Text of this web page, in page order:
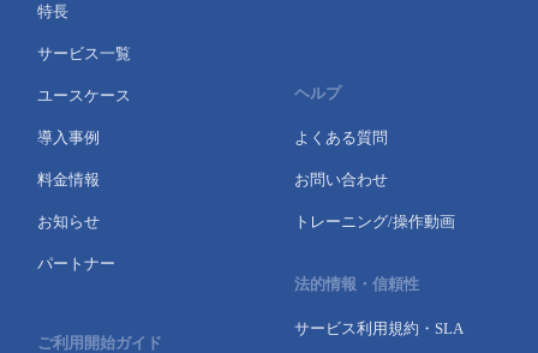
特長
サービス一覧
ユースケース
導入事例
料金情報
お知らせ
パートナー
ご利用開始ガイド
ヘルプ
よくある質問
お問い合わせ
トレーニング/操作動画
法的情報・信頼性
サービス利用規約・SLA